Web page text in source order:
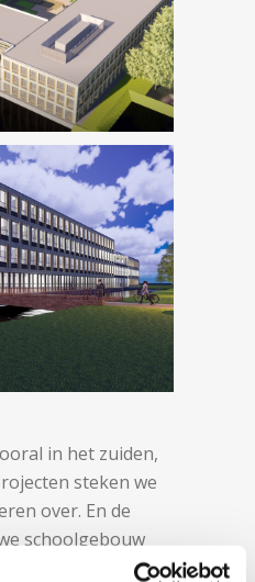
in het zuiden,
steken we
over. En de
schoolgebouw
College in